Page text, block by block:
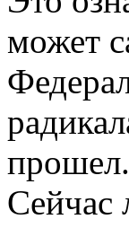
может
прошел.
Сейчас